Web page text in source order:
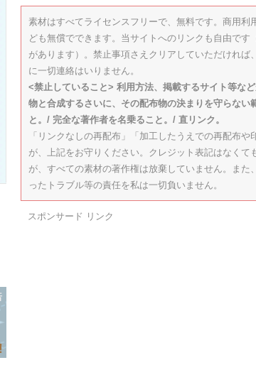
素材はすべてライセンスフリーで、無料です。商用利
ども無償でできます。当サイトへのリンクも自由です
があります）。禁止事項さえクリアしていただければ
に一切連絡はいりません。
<禁止していること> 利用方法、掲載するサイト等な
物と合成するさいに、その配布物の決まりを守らない
と。/ 完全な著作者を名乗ること。/ 直リンク。
「リンクなしの再配布」「加工したうえでの再配布や
が、上記をお守りください。クレジット表記はなくて
が、すべての素材の著作権は放棄していません。また
ったトラブル等の責任を私は一切負いません。
スポンサード リンク